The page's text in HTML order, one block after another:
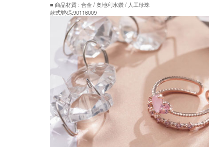
■ 商品材質 : 合金 / 奧地利水鑽 / 人工珍珠
款式號碼:90116009